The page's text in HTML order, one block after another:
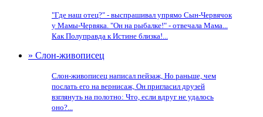
"Где наш отец?" - выспрашивал упрямо Сын-Червячок
у Мамы-Червяка. "Он на рыбалке!" - отвечала Мама...
Как Полуправда к Истине близка!...
» Слон-живописец
Слон-живописец написал пейзаж, Но раньше, чем
послать его на вернисаж, Он пригласил друзей
взглянуть на полотно: Что, если вдруг не удалось
оно?...